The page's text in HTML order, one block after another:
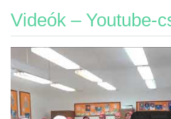
Videók – Youtube-